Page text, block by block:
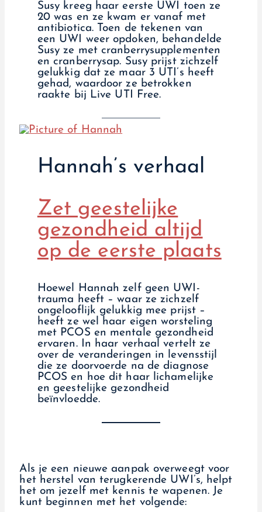
Susy kreeg haar eerste UWI toen ze
20 was en ze kwam er vanaf met
antibiotica. Toen de tekenen van
een UWI weer opdoken, behandelde
Susy ze met cranberrysupplementen
en cranberrysap. Susy prijst zichzelf
gelukkig dat ze maar 3 UTI’s heeft
gehad, waardoor ze betrokken
raakte bij Live UTI Free.
Hannah’s verhaal
Zet geestelijke
gezondheid altijd
op de eerste plaats
Hoewel Hannah zelf geen UWI-
trauma heeft – waar ze zichzelf
ongelooflijk gelukkig mee prijst –
heeft ze wel haar eigen worsteling
met PCOS en mentale gezondheid
ervaren. In haar verhaal vertelt ze
over de veranderingen in levensstijl
die ze doorvoerde na de diagnose
PCOS en hoe dit haar lichamelijke
en geestelijke gezondheid
beïnvloedde.
Als je een nieuwe aanpak overweegt voor
het herstel van terugkerende UWI’s, helpt
het om jezelf met kennis te wapenen. Je
kunt beginnen met het volgende: